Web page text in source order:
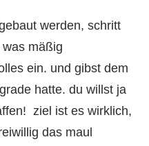
werden, schritt
mäßig
ein. und gibst dem
hatte. du willst ja
ziel ist es wirklich,
das maul